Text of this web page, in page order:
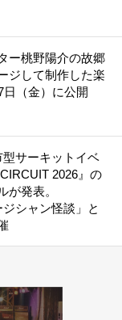
ー桃野陽介の故郷
ジして制作した楽
（金）に公開
サーキットイベ
2026』の
が発表。
ジシャン怪談」と